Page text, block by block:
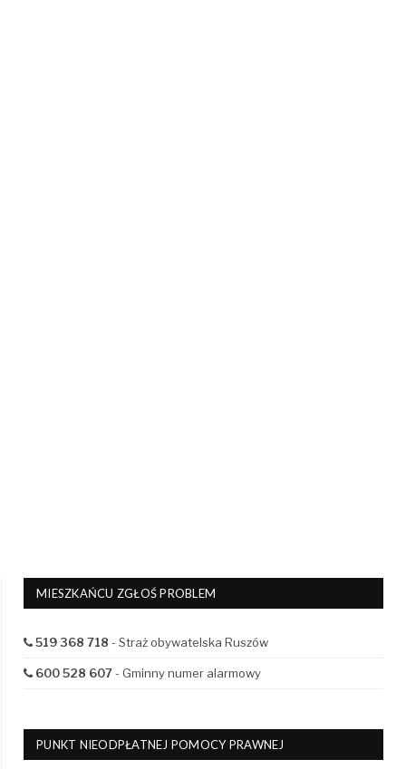
MIESZKAŃCU ZGŁOŚ PROBLEM
519 368 718 - Straż obywatelska Ruszów
600 528 607- Gminny numer alarmowy
PUNKT NIEODPŁATNEJ POMOCY PRAWNEJ